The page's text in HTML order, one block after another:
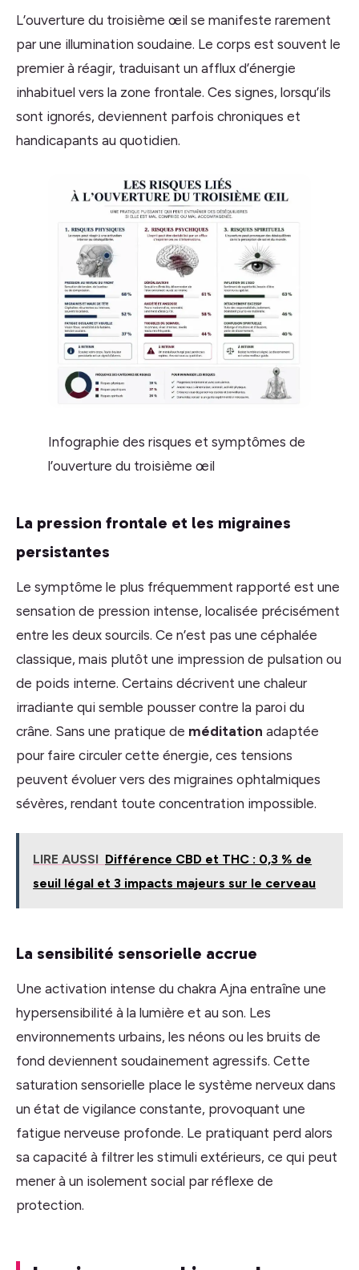
L’ouverture du troisième œil se manifeste rarement
par une illumination soudaine. Le corps est souvent le
premier à réagir, traduisant un afflux d’énergie
inhabituel vers la zone frontale. Ces signes, lorsqu’ils
sont ignorés, deviennent parfois chroniques et
handicapants au quotidien.
Infographie des risques et symptômes de
l’ouverture du troisième œil
La pression frontale et les migraines
persistantes
Le symptôme le plus fréquemment rapporté est une
sensation de pression intense, localisée précisément
entre les deux sourcils. Ce n’est pas une céphalée
classique, mais plutôt une impression de pulsation ou
de poids interne. Certains décrivent une chaleur
irradiante qui semble pousser contre la paroi du
crâne. Sans une pratique de méditation adaptée
pour faire circuler cette énergie, ces tensions
peuvent évoluer vers des migraines ophtalmiques
sévères, rendant toute concentration impossible.
LIRE AUSSI Différence CBD et THC : 0,3 % de
seuil légal et 3 impacts majeurs sur le cerveau
La sensibilité sensorielle accrue
Une activation intense du chakra Ajna entraîne une
hypersensibilité à la lumière et au son. Les
environnements urbains, les néons ou les bruits de
fond deviennent soudainement agressifs. Cette
saturation sensorielle place le système nerveux dans
un état de vigilance constante, provoquant une
fatigue nerveuse profonde. Le pratiquant perd alors
sa capacité à filtrer les stimuli extérieurs, ce qui peut
mener à un isolement social par réflexe de
protection.